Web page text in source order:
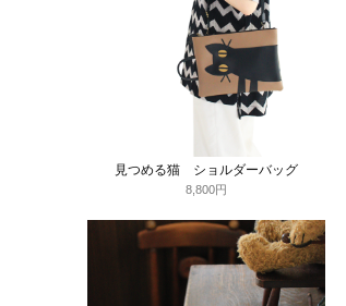
見つめる猫 ショルダーバッグ
8,800円